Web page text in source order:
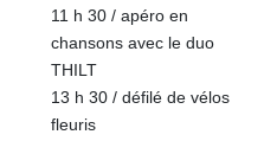
11 h 30 / apéro en
chansons avec le duo
THILT
13 h 30 / défilé de vélos
fleuris